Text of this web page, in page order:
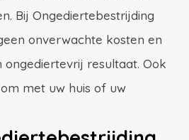
Bij Ongediertebestrijding
onverwachte kosten en
ongediertevrij resultaat. Ook
met uw huis of uw